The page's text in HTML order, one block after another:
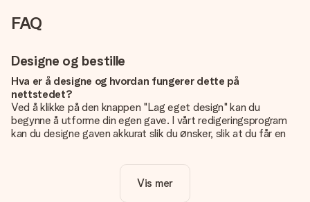
FAQ
Designe og bestille
Hva er å designe og hvordan fungerer dette på
nettstedet?
Ved å klikke på den knappen "Lag eget design" kan du
begynne å utforme din egen gave. I vårt redigeringsprogram
kan du designe gaven akkurat slik du ønsker, slik at du får en
å gjøre gaven din helt unik.
Er eget design inkludert i prisen?
Vis mer